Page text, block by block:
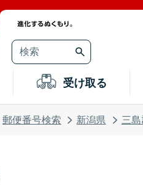
受け取る
郵便番号検索 新潟県 三